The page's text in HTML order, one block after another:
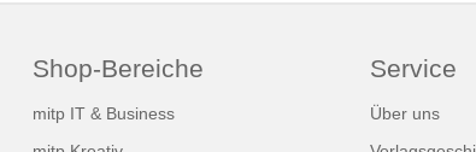
Shop-Bereiche
mitp IT & Business
Service
Über uns